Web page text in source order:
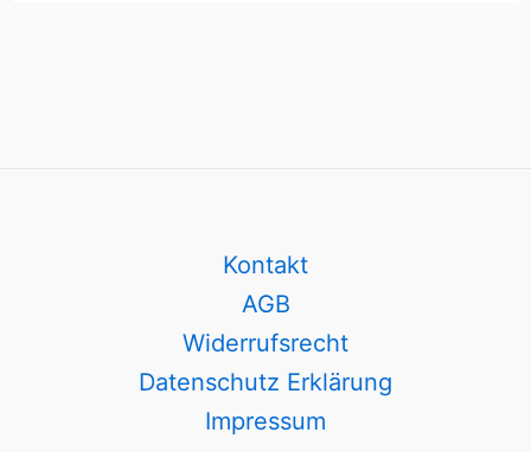
Kontakt
AGB
Widerrufsrecht
Datenschutz Erklärung
Impressum